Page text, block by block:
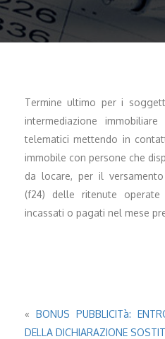
Termine ultimo per i
intermediazione
telematici mettendo in
immobile con persone che
da locare, per il
(f24) delle ritenute
incassati o pagati nel mese
« BONUS PUBBLICITà:
DELLA DICHIARAZIONE